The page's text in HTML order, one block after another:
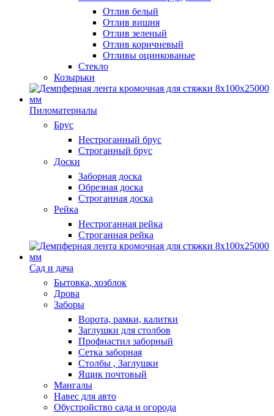
Отлив белый
Отлив вишня
Отлив зеленый
Отлив коричневый
Отливы оцинкованые
Стекло
Козырьки
Пиломатериалы
Брус
Нестроганный брус
Строганный брус
Доски
Заборная доска
Обрезная доска
Строганная доска
Рейка
Нестроганная рейка
Строганная рейка
Сад и дача
Бытовка, хозблок
Дрова
Заборы
Ворота, рамки, калитки
Заглушки для столбов
Профнастил заборный
Сетка заборная
Столбы , Заглушки
Ящик почтовый
Мангалы
Навес для авто
Обустройство сада и огорода